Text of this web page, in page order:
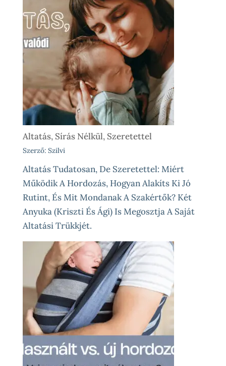
Altatás, Sírás Nélkül, Szeretettel
Szerző: Szilvi
Altatás Tudatosan, De Szeretettel: Miért
Működik A Hordozás, Hogyan Alakíts Ki Jó
Rutint, És Mit Mondanak A Szakértők? Két
Anyuka (Kriszti És Ági) Is Megosztja A Saját
Altatási Trükkjét.